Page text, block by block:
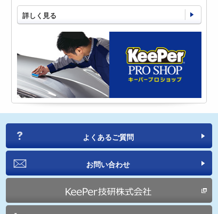
詳しく見る
よくあるご質問
お問い合わせ